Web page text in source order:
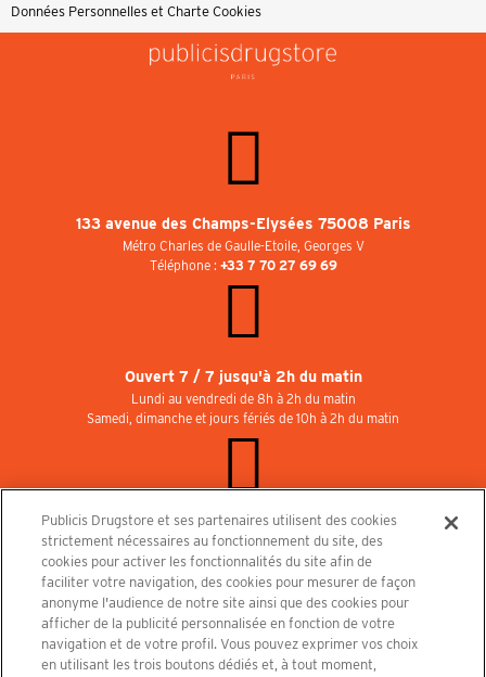
Données Personnelles et Charte Cookies
133 avenue des Champs-Elysées 75008 Paris
Métro Charles de Gaulle-Etoile, Georges V
Téléphone : +33 7 70 27 69 69
Ouvert 7 / 7 jusqu'à 2h du matin
Lundi au vendredi de 8h à 2h du matin
Samedi, dimanche et jours fériés de 10h à 2h du matin
Rejoignez-nous au Publicisdrugstore !
Nous recrutons pour les boutiques, le restaurant et le cinéma. Contactez-nous :
recrutement@publicisdrugstore.com
Conditions générales de vente
Mentions légales
Politique de Protection des Données Personnelles et Charte
Cookies
Publicis Drugstore et ses partenaires utilisent des cookies
strictement nécessaires au fonctionnement du site, des
cookies pour activer les fonctionnalités du site afin de
faciliter votre navigation, des cookies pour mesurer de façon
anonyme l'audience de notre site ainsi que des cookies pour
afficher de la publicité personnalisée en fonction de votre
navigation et de votre profil. Vous pouvez exprimer vos choix
en utilisant les trois boutons dédiés et, à tout moment,